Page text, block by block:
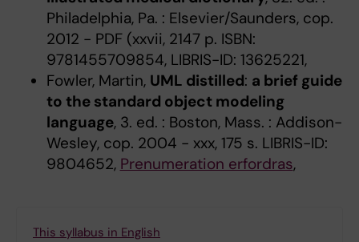
Philadelphia, Pa. : Elsevier/Saunders, cop.
2012 - PDF (xxvii, 2147 p. ISBN:
9781455709854, LIBRIS-ID: 13625221,
Fowler, Martin, UML distilled: a brief guide
to the standard object modeling
language, 3. ed. : Boston, Mass. : Addison-
Wesley, cop. 2004 - xxx, 175 s. LIBRIS-ID:
9804652, Prenumeration erfordras,
This syllabus in English